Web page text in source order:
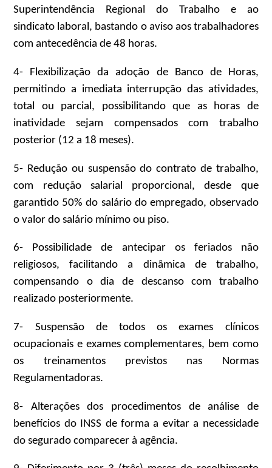
Superintendência Regional do Trabalho e ao
sindicato laboral, bastando o aviso aos trabalhadores
com antecedência de 48 horas.
4- Flexibilização da adoção de Banco de Horas,
permitindo a imediata interrupção das atividades,
total ou parcial, possibilitando que as horas de
inatividade sejam compensados com trabalho
posterior (12 a 18 meses).
5- Redução ou suspensão do contrato de trabalho,
com redução salarial proporcional, desde que
garantido 50% do salário do empregado, observado
o valor do salário mínimo ou piso.
6- Possibilidade de antecipar os feriados não
religiosos, facilitando a dinâmica de trabalho,
compensando o dia de descanso com trabalho
realizado posteriormente.
7- Suspensão de todos os exames clínicos
ocupacionais e exames complementares, bem como
os treinamentos previstos nas Normas
Regulamentadoras.
8- Alterações dos procedimentos de análise de
benefícios do INSS de forma a evitar a necessidade
do segurado comparecer à agência.